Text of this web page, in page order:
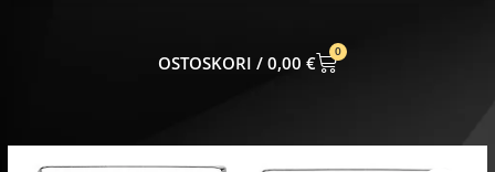
0,00 €
0
CART
Nomination